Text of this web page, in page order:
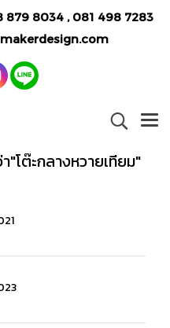
879 8034 , 081 498 7283
"โต๊ะกลางหวายเทียม"